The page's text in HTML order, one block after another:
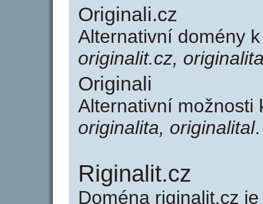
Originali.cz
Alternativní domény
originalit.cz,
Originali
Alternativní
originalita, originalital.
Riginalit.cz
Doména riginalit.cz